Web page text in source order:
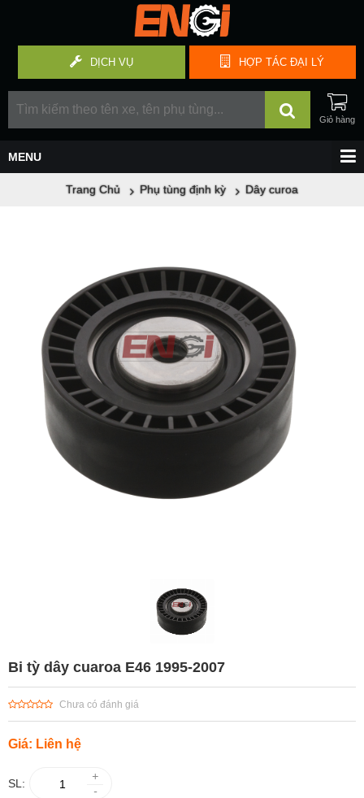
HỢP TÁC ĐẠI LÝ
DỊCH VỤ
Trang Chủ Phụ tùng định kỳ Dây curoa
Bi tỳ dây cuaroa E46 1995-2007
Chưa có đánh giá
Giá: Liên hệ
SL:
+
-